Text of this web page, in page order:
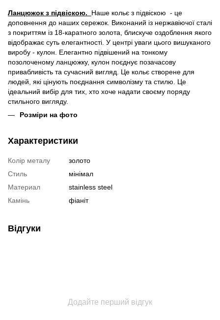
Ланцюжок з підвіскою. Наше кольє з підвіскою - це
доповнення до наших сережок. Виконаний із нержавіючої сталі
з покриттям із 18-каратного золота, блискуче оздоблення якого
відображає суть елегантності. У центрі уваги цього вишуканого
виробу - кулон. Елегантно підвішений на тонкому
позолоченому ланцюжку, кулон поєднує позачасову
привабливість та сучасний вигляд. Це кольє створене для
людей, які цінують поєднання символізму та стилю. Це
ідеальний вибір для тих, хто хоче надати своєму поряду
стильного вигляду.
Розміри на фото
Характеристики
Колір металу
золото
Стиль
мінімал
Материал
stainless steel
Камінь
фіаніт
Відгуки
Додайте перший відгук